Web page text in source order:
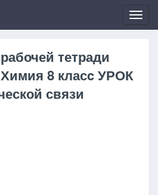
тетради
8 класc УРОК
связи